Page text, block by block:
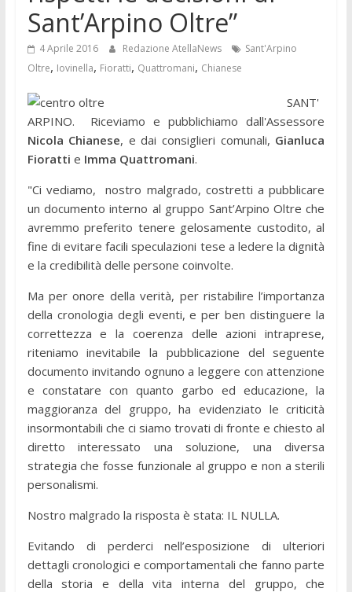
Sant’Arpino Oltre”
4 Aprile 2016 Redazione AtellaNews
Sant'Arpino
Oltre, Iovinella, Fioratti, Quattromani, Chianese
SANT'
ARPINO. Riceviamo e pubblichiamo dall'Assessore
Nicola Chianese, e dai consiglieri comunali, Gianluca
Fioratti e Imma Quattromani.
"Ci vediamo, nostro malgrado, costretti a pubblicare
un documento interno al gruppo Sant’Arpino Oltre che
avremmo preferito tenere gelosamente custodito, al
fine di evitare facili speculazioni tese a ledere la dignità
e la credibilità delle persone coinvolte.
Ma per onore della verità, per ristabilire l’importanza
della cronologia degli eventi, e per ben distinguere la
correttezza e la coerenza delle azioni intraprese,
riteniamo inevitabile la pubblicazione del seguente
documento invitando ognuno a leggere con attenzione
e constatare con quanto garbo ed educazione, la
maggioranza del gruppo, ha evidenziato le criticità
insormontabili che ci siamo trovati di fronte e chiesto al
diretto interessato una soluzione, una diversa
strategia che fosse funzionale al gruppo e non a sterili
personalismi.
Nostro malgrado la risposta è stata: IL NULLA.
Evitando di perderci nell’esposizione di ulteriori
dettagli cronologici e comportamentali che fanno parte
della storia e della vita interna del gruppo, che